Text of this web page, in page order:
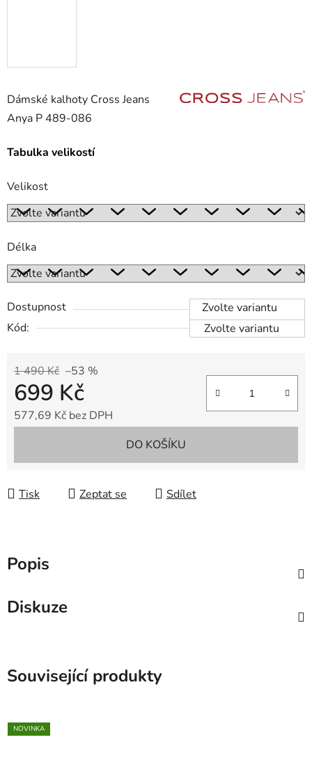
Dámské kalhoty Cross Jeans
Anya P 489-086
Tabulka velikostí
Velikost
Délka
Dostupnost
Zvolte variantu
Kód:
Zvolte variantu
1 490 Kč –53 %
699 Kč
577,69 Kč bez DPH
DO KOŠÍKU
Tisk Zeptat se Sdílet
Popis
Diskuze
Související produkty
NOVINKA